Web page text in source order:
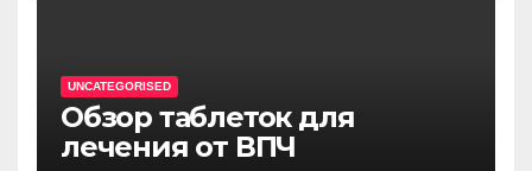
UNCATEGORISED
Обзор таблеток для
лечения от ВПЧ